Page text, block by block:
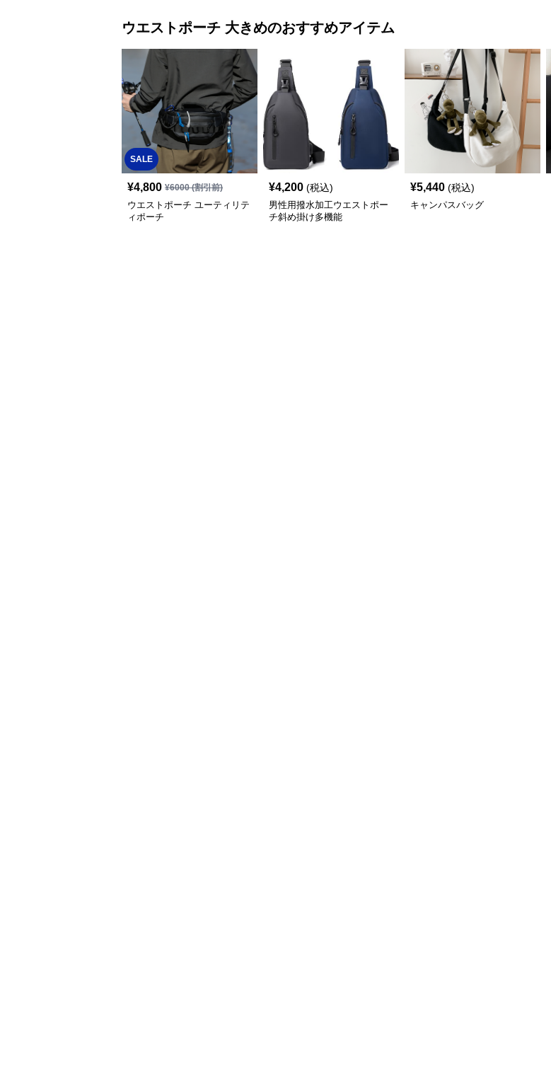
ウエストポーチ 大きめのおすすめアイテム
SALE
¥4,800 ¥6000(割引前)
ウエストポーチ ユーティリテ
ィポーチ
¥4,200 (税込)
男性用撥水加工ウエストポー
チ斜め掛け多機能
¥5,440 (税込)
キャンパスバッグ